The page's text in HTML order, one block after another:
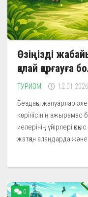
Өзіңізді
қалай қорғауға
ТУРИЗМ 12.01.2026
Бездақы жануарлар
көрінісінің ажырамас
иелерінің үйірлері
жатқан алаңдарда
0